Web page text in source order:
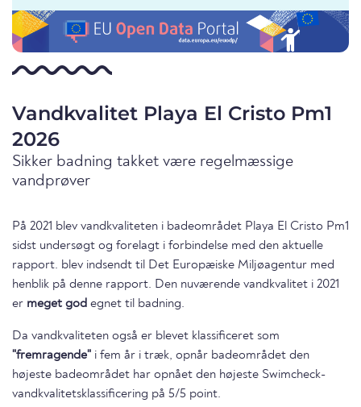
Vandkvalitet Playa El Cristo Pm1
2026
Sikker badning takket være regelmæssige
vandprøver
På 2021 blev vandkvaliteten i badeområdet Playa El Cristo Pm1
sidst undersøgt og forelagt i forbindelse med den aktuelle
rapport. blev indsendt til Det Europæiske Miljøagentur med
henblik på denne rapport. Den nuværende vandkvalitet i 2021
er meget god egnet til badning.
Da vandkvaliteten også er blevet klassificeret som
"fremragende" i fem år i træk, opnår badeområdet den
højeste badeområdet har opnået den højeste Swimcheck-
vandkvalitetsklassificering på 5/5 point.